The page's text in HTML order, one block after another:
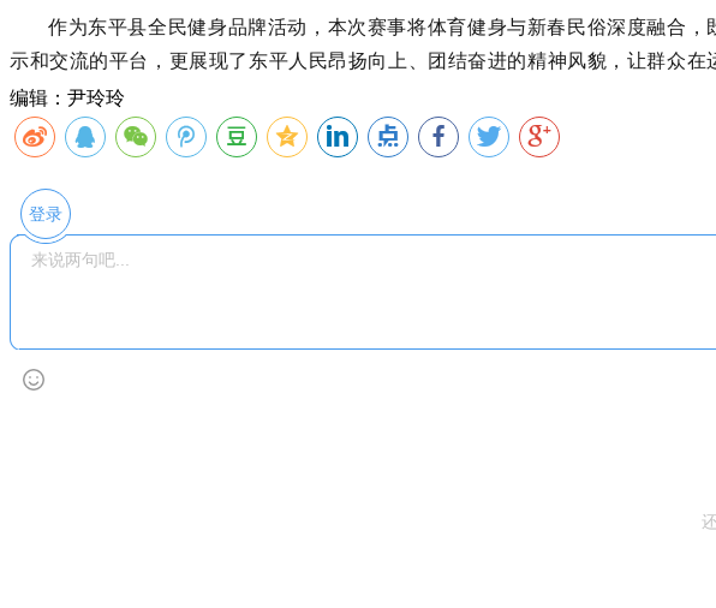
作为东平县全民健身品牌活动，本次赛事将体育健身与新春民俗深度融合，
示和交流的平台， 更展现了东平人民昂扬向上、团结奋进的精神风貌，让群众在
编辑：尹玲玲
登录